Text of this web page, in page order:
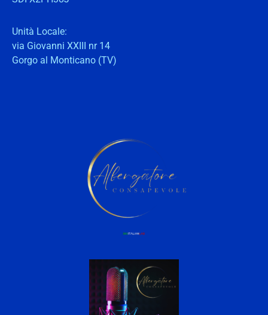
Unità Locale:
via Giovanni XXIII nr 14
Gorgo al Monticano (TV)